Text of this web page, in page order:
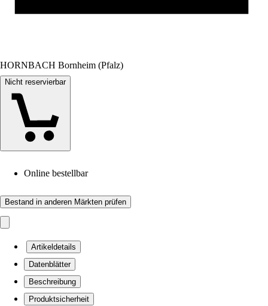
HORNBACH Bornheim (Pfalz)
Nicht reservierbar
Online bestellbar
Bestand in anderen Märkten prüfen
Artikeldetails
Datenblätter
Beschreibung
Produktsicherheit